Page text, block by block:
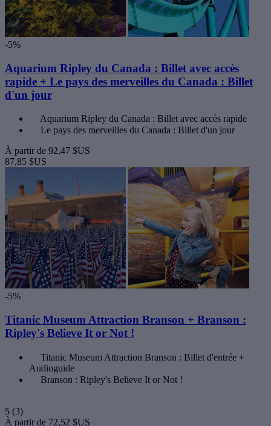
-5%
Aquarium Ripley du Canada : Billet avec accès
rapide + Le pays des merveilles du Canada : Billet
d'un jour
Aquarium Ripley du Canada : Billet avec accès rapide
Le pays des merveilles du Canada : Billet d'un jour
À partir de 92,47 $US
87,85 $US
-5%
Titanic Museum Attraction Branson + Branson :
Ripley's Believe It or Not !
Titanic Museum Attraction Branson : Billet d'entrée +
Audioguide
Branson : Ripley's Believe It or Not !
5 (3)
À partir de 72,52 $US